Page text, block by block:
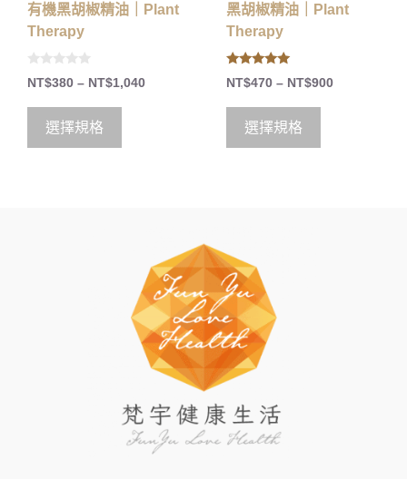
有機黑胡椒精油｜Plant
Therapy
0
o
t
5
NT$380 – NT$1,040
選擇規格
黑胡椒精油｜Plant
Therapy
5.00
out of 5
NT$470 – NT$900
選擇規格